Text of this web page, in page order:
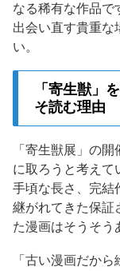
なる稀有な作品で
出会い直す貴重な
い。
「寄生獣」
そ読む理由
「寄生獣展」の
に取ろうと考えて
手頃な長さ、完結
継がれてきた保
た漫画はそうそう
「古い漫画だか